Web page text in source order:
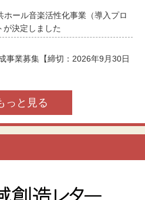
ール音楽活性化事業（導入プロ
が決定しました
事業募集【締切：2026年9月30日
っと見る